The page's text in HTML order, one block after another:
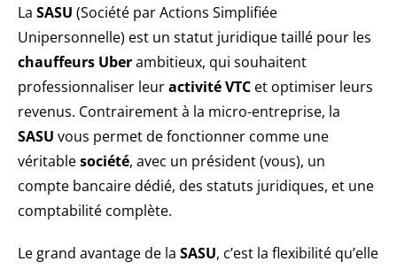
La SASU (Société par Actions Simplifiée
Unipersonnelle) est un statut juridique taillé pour les
chauffeurs Uberambitieux, qui souhaitent
professionnaliser leuractivité VTC et optimiser leurs
revenus. Contrairement à la micro-entreprise, la
SASU vous permet de fonctionner comme une
véritablesociété, avec un président (vous), un
compte bancaire dédié, des statuts juridiques, et une
comptabilité complète.
Le grand avantage de la SASU, c’est la flexibilité qu’elle